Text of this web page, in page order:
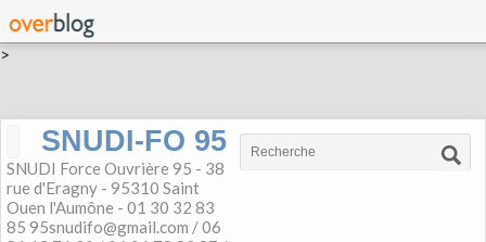
>
SNUDI-FO 95
SNUDI Force Ouvrière 95 - 38
rue d'Eragny - 95310 Saint
Ouen l'Aumône - 01 30 32 83
85 95snudifo@gmail.com / 06